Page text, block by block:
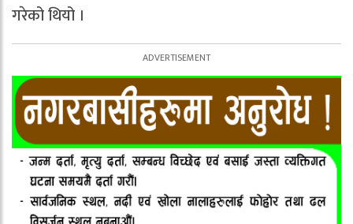
गरेको थियो ।